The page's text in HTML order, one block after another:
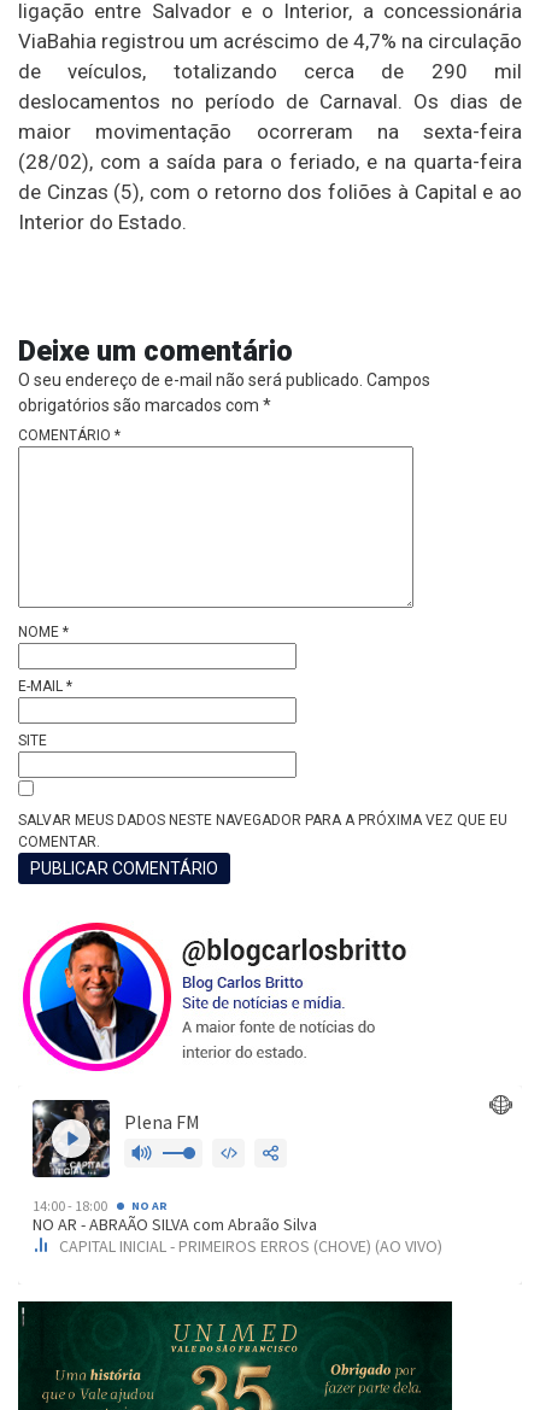
ligação entre Salvador e o Interior, a concessionária
ViaBahia registrou um acréscimo de 4,7% na circulação
de veículos, totalizando cerca de 290 mil
deslocamentos no período de Carnaval. Os dias de
maior movimentação ocorreram na sexta-feira
(28/02), com a saída para o feriado, e na quarta-feira
de Cinzas (5), com o retorno dos foliões à Capital e ao
Interior do Estado.
Deixe um comentário
O seu endereço de e-mail não será publicado. Campos
obrigatórios são marcados com *
COMENTÁRIO *
NOME *
E-MAIL *
SITE
SALVAR MEUS DADOS NESTE NAVEGADOR PARA A PRÓXIMA VEZ QUE EU
COMENTAR.